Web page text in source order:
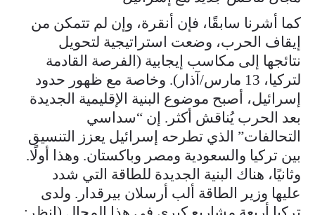
كما أشرنا سابقًا، فإن أنقرة، وإن لم تتمكن من
إيقاف الحرب، وضعت استراتيجية لتحويل
نتائجها إلى مكاسب إيجابية (الفرصة القادمة
لتركيا، 13 مارس/آذار). وخاصة مع ظهور حدود
إسرائيل، أصبح موضوع البنية الإقليمية الجديدة
بعد الحرب يُناقش أكثر. إن “سداسي
التحالفات” الذي تطرحه إسرائيل يعزز التنسيق
بين تركيا والسعودية ومصر وباكستان. وهذا أولًا.
وثانيًا، هناك البنية الجديدة للطاقة التي شدد
عليها وزير الطاقة ألب أرسلان بيرقدار. ولدى
تركيا أربعة مشاريع كبرى في هذا المجال (انظر: